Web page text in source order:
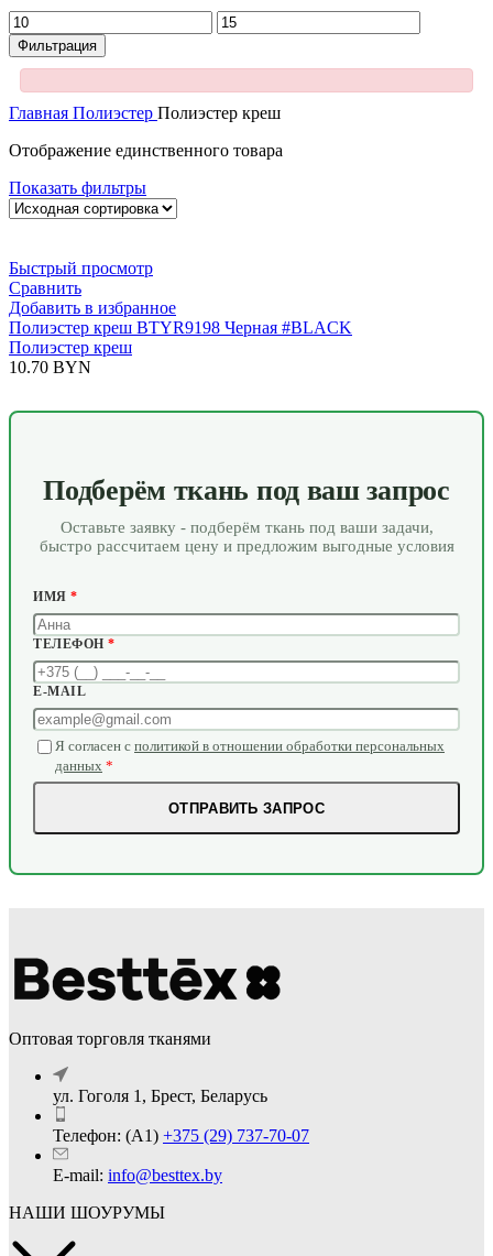
Минимальная
цена
Максимальная
цена
Фильтрация
Главная Полиэстер Полиэстeр креш
Отображение единственного товара
Показать фильтры
Быстрый просмотр
Сравнить
Добавить в избранное
Полиэстeр креш BTYR9198 Черная #BLACK
Полиэстeр креш
10.70 BYN
Подберём ткань под ваш запрос
Оставьте заявку - подберём ткань под ваши задачи,
быстро рассчитаем цену и предложим выгодные условия
ИМЯ *
ТЕЛЕФОН *
E-MAIL
Я согласен с политикой в отношении обработки персональных
данных *
ОТПРАВИТЬ ЗАПРОС
Оптовая торговля тканями
ул. Гоголя 1, Брест, Беларусь
Телефон: (А1) +375 (29) 737-70-07
E-mail: info@besttex.by
НАШИ ШОУРУМЫ